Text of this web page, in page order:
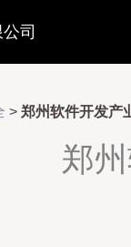
司
> 郑州软件开发产
郑